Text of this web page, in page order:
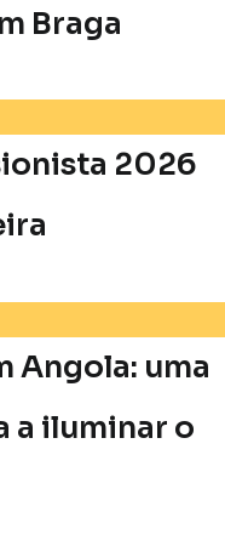
Braga
2026
Angola: uma
a iluminar o